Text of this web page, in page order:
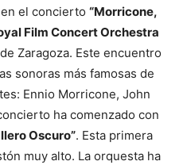
el concierto “Morricone,
Film Concert Orchestra
Zaragoza. Este encuentro
sonoras más famosas de
Ennio Morricone, John
ha comenzado con
Oscuro”. Esta primera
muy alto. La orquesta ha